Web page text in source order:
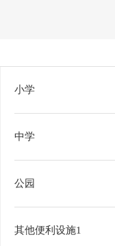
小学
中学
公园
其他便利设施1